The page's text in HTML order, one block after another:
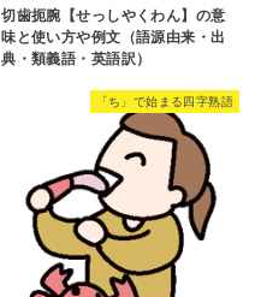
切歯扼腕【せっしやくわん】の意
味と使い方や例文（語源由来・出
典・類義語・英語訳）
「ち」で始まる四字熟語